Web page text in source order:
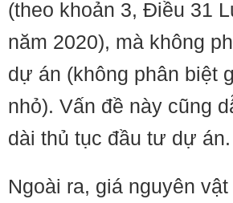
(theo khoản 3, Điều 31
năm 2020), mà không
dự án (không phân biệt
nhỏ). Vấn đề này cũng
dài thủ tục đầu tư dự án.
Ngoài ra, giá nguyên